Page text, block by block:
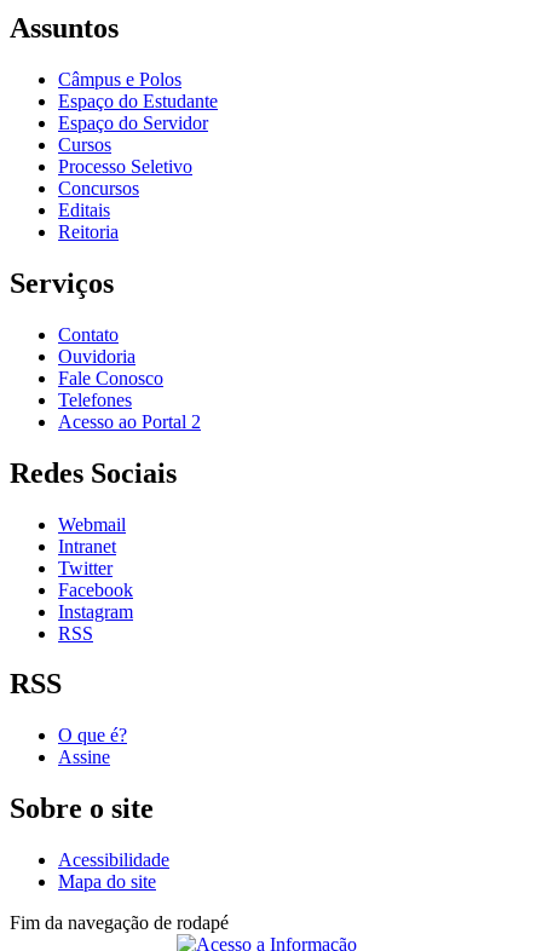
Assuntos
Câmpus e Polos
Espaço do Estudante
Espaço do Servidor
Cursos
Processo Seletivo
Concursos
Editais
Reitoria
Serviços
Contato
Ouvidoria
Fale Conosco
Telefones
Acesso ao Portal 2
Redes Sociais
Webmail
Intranet
Twitter
Facebook
Instagram
RSS
RSS
O que é?
Assine
Sobre o site
Acessibilidade
Mapa do site
Fim da navegação de rodapé